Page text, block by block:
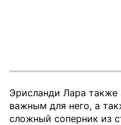
Эрисланди Лара также
важным для него, а
сложный соперник из